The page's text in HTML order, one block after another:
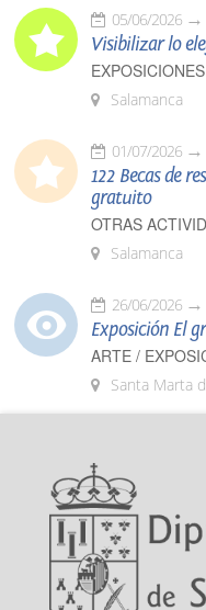
05/06/2026
Visibilizar lo
EXPOSICIONES
Salamanca
01/07/2026
122 Becas de
gratuito
OTRAS
Salamanca
26/06/2026
Exposición El
ARTE /
Santa Marta